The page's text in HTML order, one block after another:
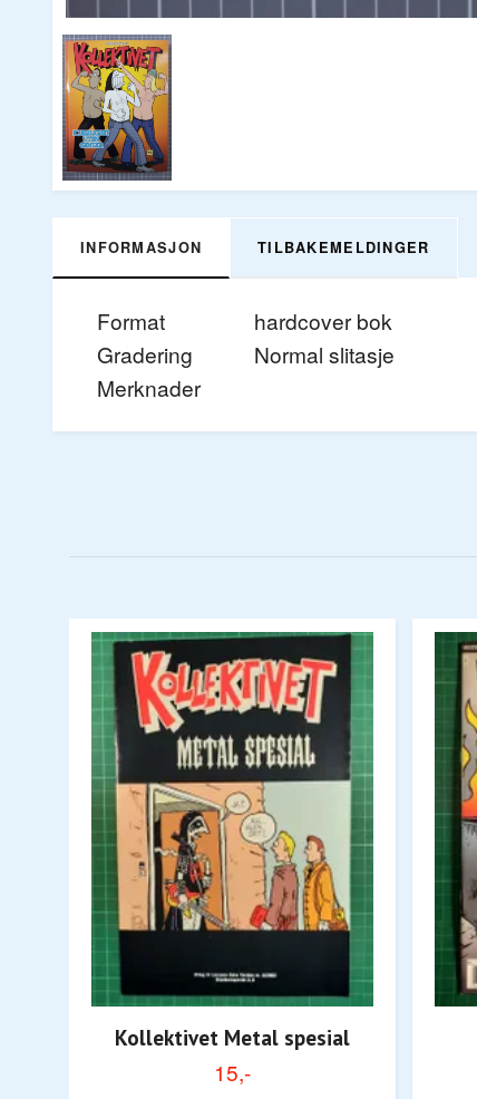
INFORMASJON TILBAKEMELDINGER
Format
hardcover bok
Gradering
Normal slitasje
Merknader
Kollektivet Metal spesial
15,-